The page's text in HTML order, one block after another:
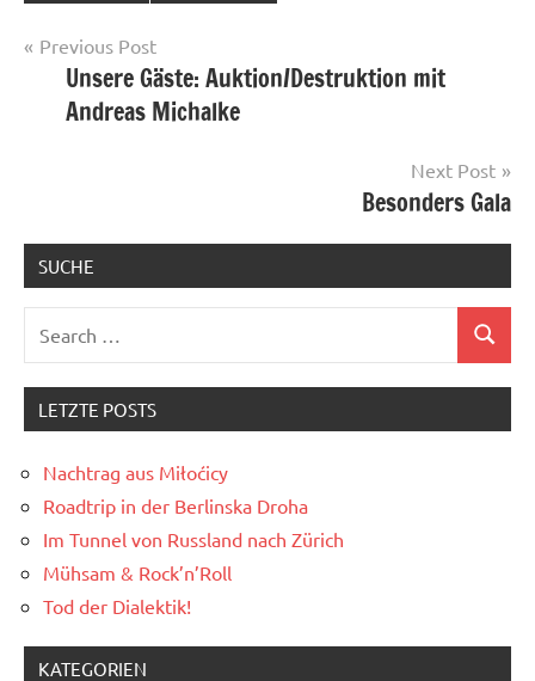
Post
navigation
Previous Post
Unsere Gäste: Auktion/Destruktion mit
Andreas Michalke
Next Post
Besonders Gala
SUCHE
Search
LETZTE POSTS
Nachtrag aus Miłoćicy
Roadtrip in der Berlinska Droha
Im Tunnel von Russland nach Zürich
Mühsam & Rock’n’Roll
Tod der Dialektik!
KATEGORIEN